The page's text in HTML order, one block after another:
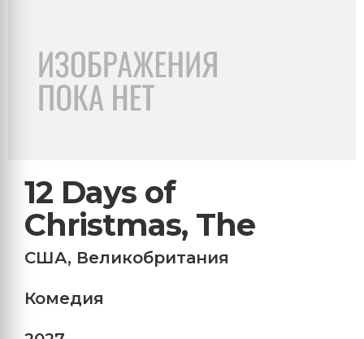
12 Days of
Christmas, The
США, Великобритания
Комедия